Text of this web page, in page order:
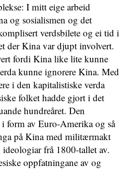
I mitt eige arbeid
og sosialismen og det
verdsbilete og ei tid i
der Kina var djupt involvert.
fordi Kina like lite kunne
kunne ignorere Kina. Med
i den kapitalistiske verda
folket hadde gjort i det
hundreåret. Den
form av Euro-Amerika og så
på Kina med militærmakt
frå 1800-tallet av.
oppfatningane av og